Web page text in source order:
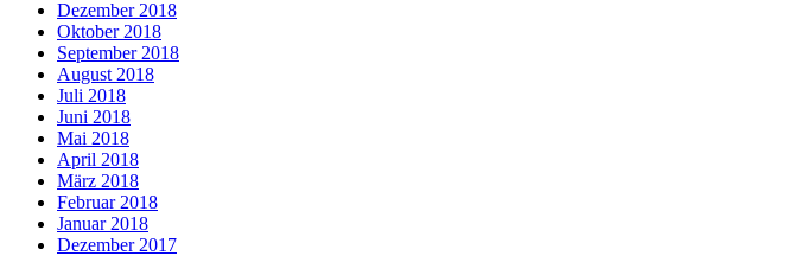
Dezember 2018
Oktober 2018
September 2018
August 2018
Juli 2018
Juni 2018
Mai 2018
April 2018
März 2018
Februar 2018
Januar 2018
Dezember 2017